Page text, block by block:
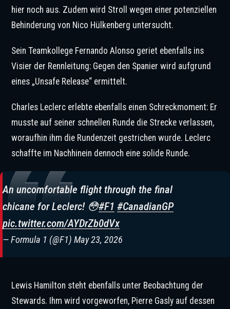
hier noch aus. Zudem wird Stroll wegen einer potenziellen
Behinderung von Nico Hülkenberg untersucht.
Sein Teamkollege Fernando Alonso geriet ebenfalls ins
Visier der Rennleitung: Gegen den Spanier wird aufgrund
eines „Unsafe Release“ ermittelt.
Charles Leclerc erlebte ebenfalls einen Schreckmoment: Er
musste auf seiner schnellen Runde die Strecke verlassen,
woraufhin ihm die Rundenzeit gestrichen wurde. Leclerc
schaffte im Nachhinein dennoch eine solide Runde.
An uncomfortable flight through the final
chicane for Leclerc! 😳#F1 #CanadianGP
pic.twitter.com/AYDrZb0dVx
— Formula 1 (@F1) May 23, 2026
Lewis Hamilton steht ebenfalls unter Beobachtung der
Stewards. Ihm wird vorgeworfen, Pierre Gasly auf dessen